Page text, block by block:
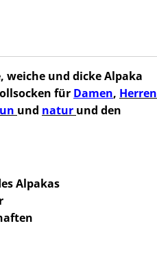
weiche und dicke Alpaka
für Damen, Herren
und natur und den
Alpakas